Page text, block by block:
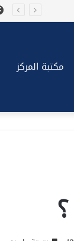
مكتبة المركز